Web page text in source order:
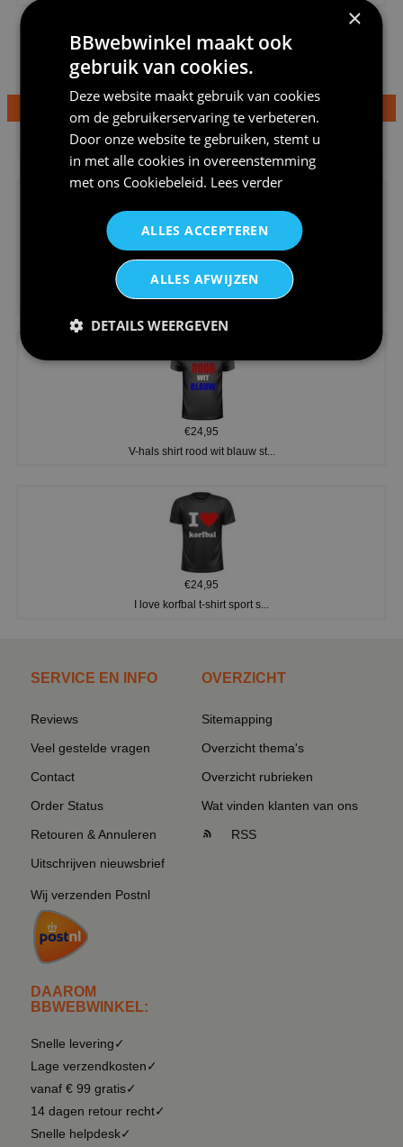
€24,95
Dames v hals t-shirt prinses v...
€24,95
Koningsdag shirt heren v-hals ...
€24,95
V-hals shirt rood wit blauw st...
€24,95
I love korfbal t-shirt sport s...
SERVICE EN INFO
Reviews
Veel gestelde vragen
Contact
Order Status
Retouren & Annuleren
Uitschrijven nieuwsbrief
Wij verzenden Postnl
DAAROM
BBWEBWINKEL:
Snelle levering✓
Lage verzendkosten✓
vanaf € 99 gratis✓
14 dagen retour recht✓
Snelle helpdesk✓
OVERZICHT
Sitemapping
Overzicht thema's
Overzicht rubrieken
Wat vinden klanten van ons
RSS
×
BBwebwinkel maakt ook
gebruik van cookies.
Deze website maakt gebruik van cookies
om de gebruikerservaring te verbeteren.
Door onze website te gebruiken, stemt u
in met alle cookies in overeenstemming
met ons Cookiebeleid. Lees verder
ALLES ACCEPTEREN
ALLES AFWIJZEN
DETAILS WEERGEVEN